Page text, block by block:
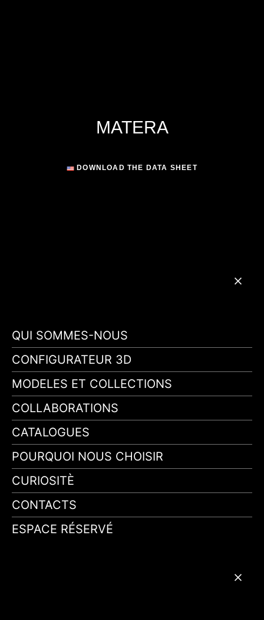
MATERA
DOWNLOAD THE DATA SHEET
QUI SOMMES-NOUS
CONFIGURATEUR 3D
MODELES ET COLLECTIONS
COLLABORATIONS
CATALOGUES
POURQUOI NOUS CHOISIR
CURIOSITÈ
CONTACTS
ESPACE RÉSERVÉ